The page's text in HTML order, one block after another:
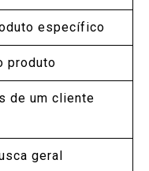
específico
produto
de um cliente
geral